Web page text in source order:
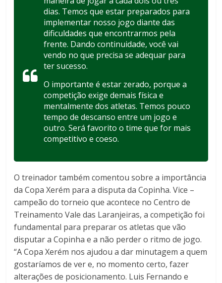
dias. Temos que estar preparados para
implementar nosso jogo diante das
dificuldades que encontrarmos pela
frente. Dando continuidade, você vai
vendo no que precisa se adequar para
ter sucesso.
O importante é estar zerado, porque a
competição exige demais física e
mentalmente dos atletas. Temos pouco
tempo de descanso entre um jogo e
outro. Será favorito o time que for mais
competitivo e coeso.
O treinador também comentou sobre a importância
da Copa Xerém para a disputa da Copinha. Vice –
campeão do torneio que acontece no Centro de
Treinamento Vale das Laranjeiras, a competição foi
fundamental para preparar os atletas que vão
disputar a Copinha e a não perder o ritmo de jogo.
“A Copa Xerém nos ajudou a dar minutagem a quem
gostaríamos de ver e, no momento certo, fazer
alterações de posicionamento. Luis Fernando e